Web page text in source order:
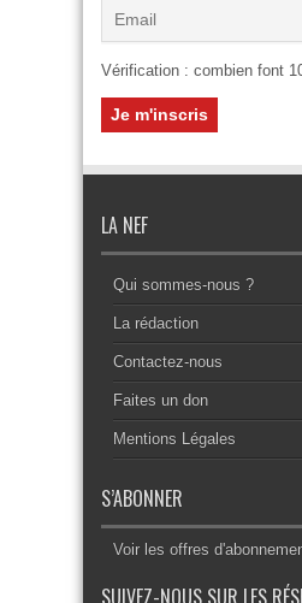
Vérification : combien font
LA NEF
Qui sommes-nous ?
La rédaction
Contactez-nous
Faites un don
Mentions Légales
S’ABONNER
Voir les offres
SUIVEZ-NOUS SUR LES